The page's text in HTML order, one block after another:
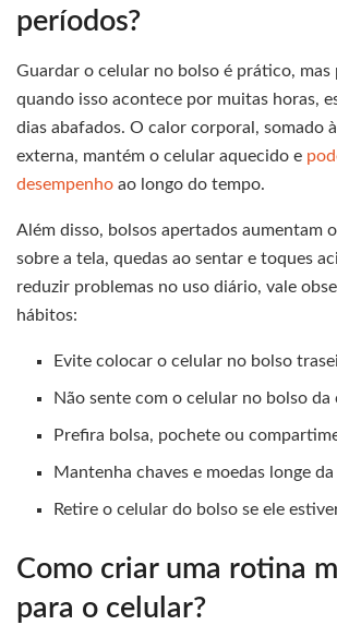
períodos?
Guardar o celular no bolso é prático, mas
quando isso acontece por muitas horas,
dias abafados. O calor corporal, somado
externa, mantém o celular aquecido e
desempenho ao longo do tempo.
Além disso, bolsos apertados aumentam
sobre a tela, quedas ao sentar e toques
reduzir problemas no uso diário, vale
hábitos:
Evite colocar o celular no bolso
Não sente com o celular no bolso da
Prefira bolsa, pochete ou
Mantenha chaves e moedas longe da
Retire o celular do bolso se ele
Como criar uma rotina
para o celular?